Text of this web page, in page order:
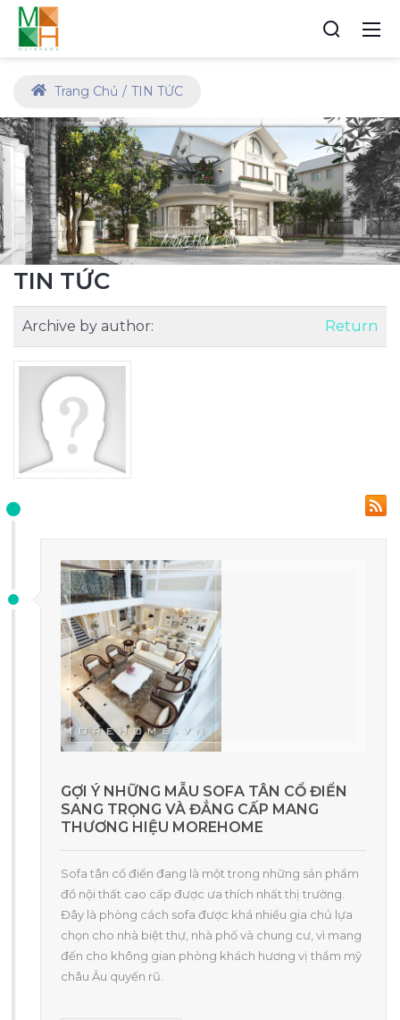
Trang Chủ TIN TỨC
TIN TỨC
Archive by author: Return
GỢI Ý NHỮNG MẪU SOFA TÂN CỔ ĐIỂN
SANG TRỌNG VÀ ĐẲNG CẤP MANG
THƯƠNG HIỆU MOREHOME
Sofa tân cổ điển đang là một trong những sản phẩm
đồ nội thất cao cấp được ưa thích nhất thị trường.
Đây là phòng cách sofa được khá nhiều gia chủ lựa
chọn cho nhà biệt thự, nhà phố và chung cư, vì mang
đến cho không gian phòng khách hương vị thẩm mỹ
châu Âu quyến rũ.